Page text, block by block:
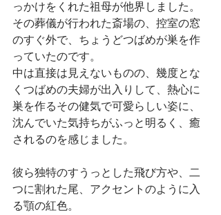
っかけをくれた祖母が他界しました。
その葬儀が行われた斎場の、控室の窓
のすぐ外で、ちょうどつばめが巣を作
っていたのです。
中は直接は見えないものの、幾度とな
くつばめの夫婦が出入りして、熱心に
巣を作るその健気で可愛らしい姿に、
沈んでいた気持ちがふっと明るく、癒
されるのを感じました。
彼ら独特のすうっとした飛び方や、二
つに割れた尾、アクセントのように入
る顎の紅色。